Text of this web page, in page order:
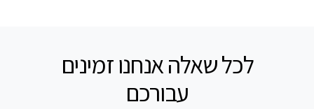
לכל שאלה אנחנו זמינים
עבורכם